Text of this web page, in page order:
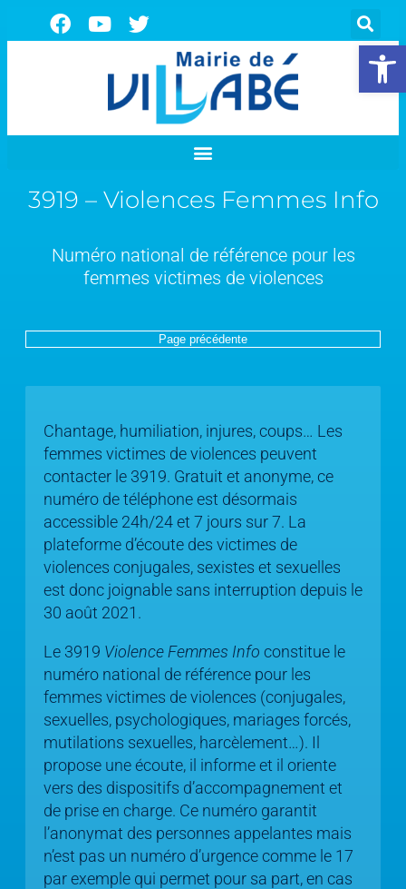
Ouvrir
3919 – Violences Femmes Info
Numéro national de référence pour les
femmes victimes de violences
Chantage, humiliation, injures, coups… Les
femmes victimes de violences peuvent
contacter le 3919. Gratuit et anonyme, ce
numéro de téléphone est désormais
accessible 24h/24 et 7 jours sur 7. La
plateforme d’écoute des victimes de
violences conjugales, sexistes et sexuelles
est donc joignable sans interruption depuis le
30 août 2021.
Le 3919 Violence Femmes Info constitue le
numéro national de référence pour les
femmes victimes de violences (conjugales,
sexuelles, psychologiques, mariages forcés,
mutilations sexuelles, harcèlement…). Il
propose une écoute, il informe et il oriente
vers des dispositifs d’accompagnement et
de prise en charge. Ce numéro garantit
l’anonymat des personnes appelantes mais
n’est pas un numéro d’urgence comme le 17
par exemple qui permet pour sa part, en cas